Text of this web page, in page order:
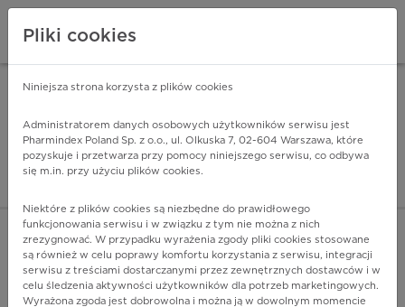
Pharmindex - lider
ZALOGUJ SIĘ
POKAŻ FILTRY
Pliki cookies
Niniejsza strona korzysta z plików cookies
Administratorem danych osobowych użytkowników serwisu jest
Pharmindex Poland Sp. z o.o., ul. Olkuska 7, 02-604 Warszawa, które
pozyskuje i przetwarza przy pomocy niniejszego serwisu, co odbywa
się m.in. przy użyciu plików cookies.
Niektóre z plików cookies są niezbędne do prawidłowego
funkcjonowania serwisu i w związku z tym nie można z nich
zrezygnować. W przypadku wyrażenia zgody pliki cookies stosowane
są również w celu poprawy komfortu korzystania z serwisu, integracji
serwisu z treściami dostarczanymi przez zewnętrznych dostawców i w
celu śledzenia aktywności użytkowników dla potrzeb marketingowych.
Wyrażona zgoda jest dobrowolna i można ją w dowolnym momencie
ZA DARMO - w Google Play INSTALUJ